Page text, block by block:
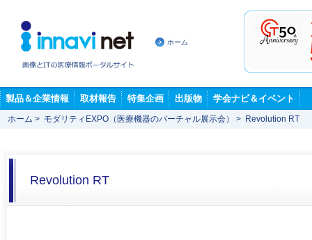
ホーム
製品＆企業情報 取材報告 特集企画 出版物 学会ナビ＆イベント
ホーム > モダリティEXPO（医療機器のバーチャル展示会） > Revolution RT
Revolution RT